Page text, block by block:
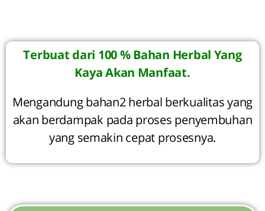
Terbuat dari 100 % Bahan Herbal Yang
Kaya Akan Manfaat.
Mengandung bahan2 herbal berkualitas yang
akan berdampak pada proses penyembuhan
yang semakin cepat prosesnya.